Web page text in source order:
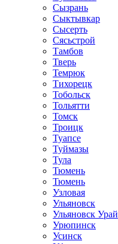
Сызрань
Сыктывкар
Сысерть
Сясьстрой
Тамбов
Тверь
Темрюк
Тихорецк
Тобольск
Тольятти
Томск
Троицк
Туапсе
Туймазы
Тула
Тюмень
Тюмень
Узловая
Ульяновск
Ульяновск Урай
Урюпинск
Усинск